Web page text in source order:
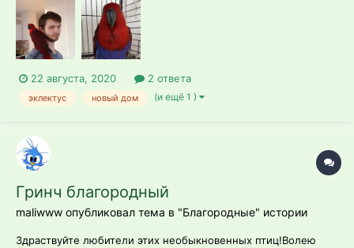
пророщенные зерновые. Как мне сказали, это основная
пища, хотя читал, будто основа - фрукты. Но фрукты тоже
даю. Пристрастилась к к...
22 августа, 2020 2 ответа
эклектус новый дом (и ещё 1 )
Гринч благородный
maliwww опубликовал тема в "Благородные" истории
Здраствуйте любители этих необыкновенных птиц!Волею